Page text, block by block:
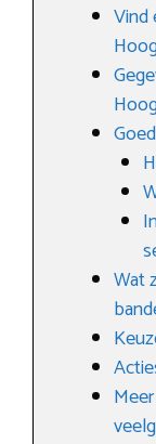
Vind
Wat